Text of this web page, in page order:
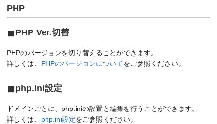
PHP
PHP Ver.切替
PHPのバージョンを切り替えることができます。
詳しくは、 PHPのバージョンについてをご参照ください。
php.ini設定
ドメインごとに、php.iniの設置と編集を行うことができます。
詳しくは、 php.ini設定をご参照ください。